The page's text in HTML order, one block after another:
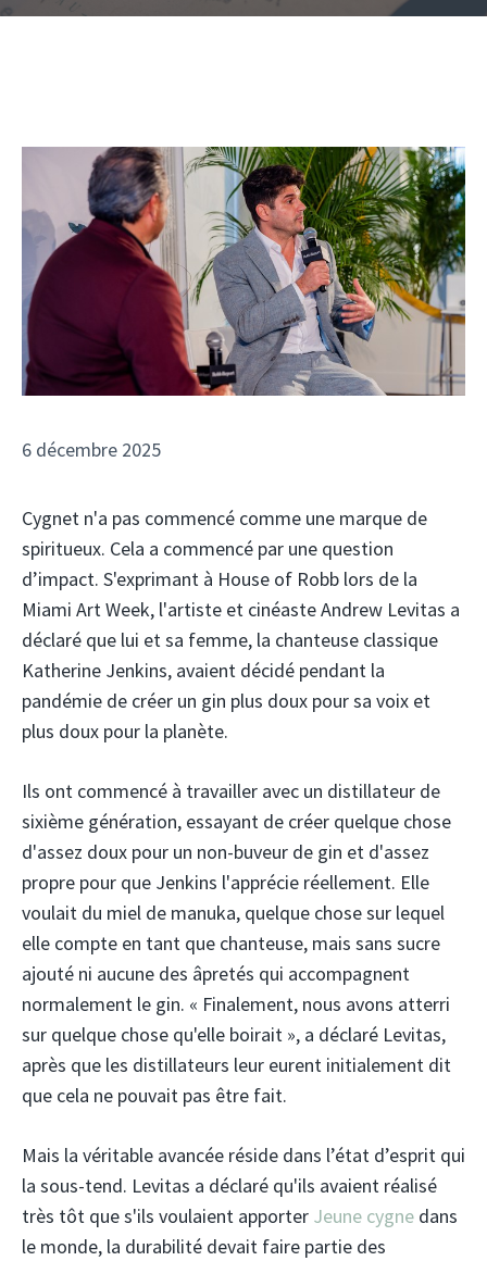
6 décembre 2025
Cygnet n'a pas commencé comme une marque de
spiritueux. Cela a commencé par une question
d’impact. S'exprimant à House of Robb lors de la
Miami Art Week, l'artiste et cinéaste Andrew Levitas a
déclaré que lui et sa femme, la chanteuse classique
Katherine Jenkins, avaient décidé pendant la
pandémie de créer un gin plus doux pour sa voix et
plus doux pour la planète.
Ils ont commencé à travailler avec un distillateur de
sixième génération, essayant de créer quelque chose
d'assez doux pour un non-buveur de gin et d'assez
propre pour que Jenkins l'apprécie réellement. Elle
voulait du miel de manuka, quelque chose sur lequel
elle compte en tant que chanteuse, mais sans sucre
ajouté ni aucune des âpretés qui accompagnent
normalement le gin. « Finalement, nous avons atterri
sur quelque chose qu'elle boirait », a déclaré Levitas,
après que les distillateurs leur eurent initialement dit
que cela ne pouvait pas être fait.
Mais la véritable avancée réside dans l’état d’esprit qui
la sous-tend. Levitas a déclaré qu'ils avaient réalisé
très tôt que s'ils voulaient apporter Jeune cygne dans
le monde, la durabilité devait faire partie des